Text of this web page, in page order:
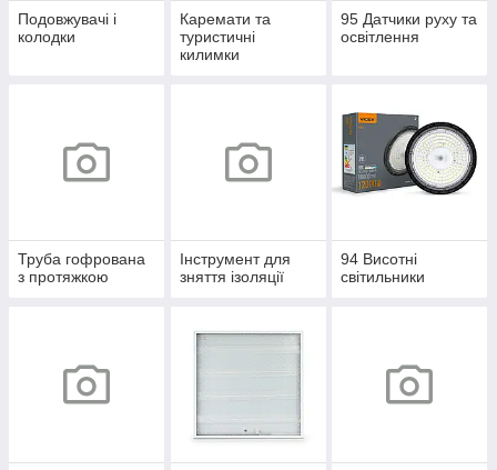
Подовжувачі і
колодки
Каремати та
туристичні
килимки
95 Датчики руху та
освітлення
Труба гофрована
з протяжкою
Інструмент для
зняття ізоляції
94 Висотні
світильники